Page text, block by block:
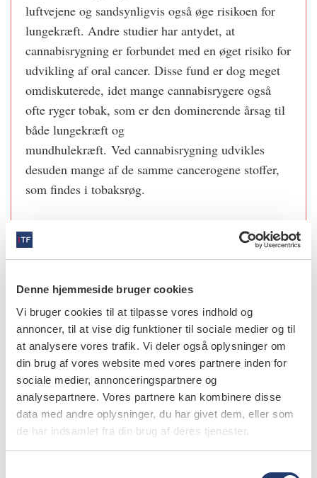
Denne hjemmeside bruger cookies
Vi bruger cookies til at tilpasse vores indhold og
annoncer, til at vise dig funktioner til sociale medier og til
at analysere vores trafik. Vi deler også oplysninger om
din brug af vores website med vores partnere inden for
sociale medier, annonceringspartnere og
analysepartnere. Vores partnere kan kombinere disse
data med andre oplysninger, du har givet dem, eller som
de har indsamlet fra din brug af deres tjenester.
luftvejene og sandsynligvis også øge risikoen for
lungekræft. Andre studier har antydet, at
cannabisrygning er forbundet med en øget risiko for
udvikling af oral cancer. Disse fund er dog meget
omdiskuterede, idet mange cannabisrygere også
ofte ryger tobak, som er den dominerende årsag til
både lungekræft og
mundhulekræft. Ved cannabisrygning udvikles
desuden mange af de samme cancerogene stoffer,
som findes i tobaksrøg.
Det nyligt publicerede studie udmærker sig ved at
have undersøgt et omfattende
forhold til skadelig versus ikke-skadelig brug af
cannabis og fulgt dem over en femårig periode.
Studiet tager desuden højde for centrale
baggrundsvariable, herunder tobaksrygning. Studiet
bidrager således med vigtig evidens for, at hyppig
eksponering for cannabisrøg er forbundet med en
tre gange forøget risiko for at udvikle oral cancer
fem år efter, at diagnosen ”problematisk
cannabisbrug” er blevet stillet.